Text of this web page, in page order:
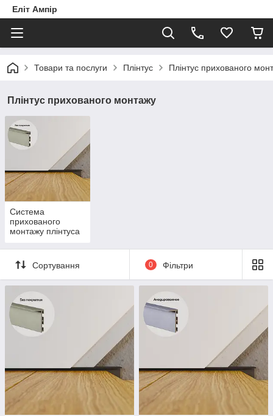
Еліт Ампір
Товари та послуги Плінтус Плінтус прихованого
Плінтус прихованого монтажу
Система
прихованого
монтажу плінтуса
Сортування 0 Фільтри